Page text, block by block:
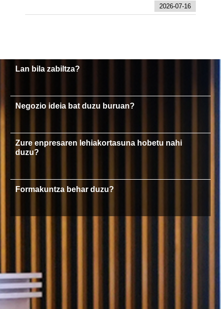
2026-07-16
Lan bila zabiltza?
Negozio ideia bat duzu buruan?
Zure enpresaren lehiakortasuna hobetu nahi
duzu?
Formakuntza behar duzu?